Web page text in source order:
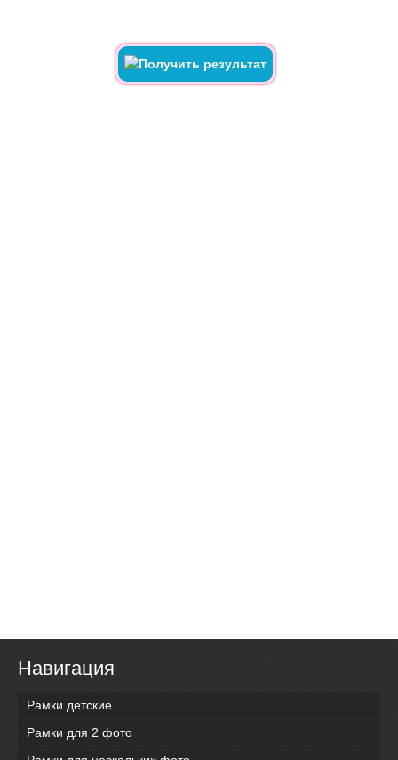
Навигация
Рамки детские
Рамки для 2 фото